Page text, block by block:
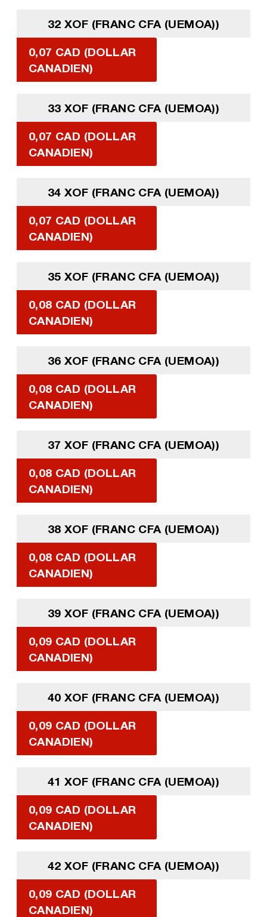
32 XOF (FRANC CFA (UEMOA))
0,07 CAD (DOLLAR
CANADIEN)
33 XOF (FRANC CFA (UEMOA))
0,07 CAD (DOLLAR
CANADIEN)
34 XOF (FRANC CFA (UEMOA))
0,07 CAD (DOLLAR
CANADIEN)
35 XOF (FRANC CFA (UEMOA))
0,08 CAD (DOLLAR
CANADIEN)
36 XOF (FRANC CFA (UEMOA))
0,08 CAD (DOLLAR
CANADIEN)
37 XOF (FRANC CFA (UEMOA))
0,08 CAD (DOLLAR
CANADIEN)
38 XOF (FRANC CFA (UEMOA))
0,08 CAD (DOLLAR
CANADIEN)
39 XOF (FRANC CFA (UEMOA))
0,09 CAD (DOLLAR
CANADIEN)
40 XOF (FRANC CFA (UEMOA))
0,09 CAD (DOLLAR
CANADIEN)
41 XOF (FRANC CFA (UEMOA))
0,09 CAD (DOLLAR
CANADIEN)
42 XOF (FRANC CFA (UEMOA))
0,09 CAD (DOLLAR
CANADIEN)